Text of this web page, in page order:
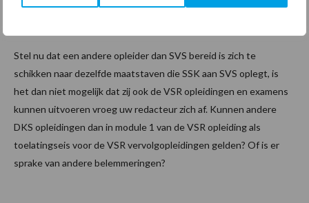
Stel nu dat een andere opleider dan SVS bereid is zich te
schikken naar dezelfde maatstaven die SSK aan SVS oplegt, is
het dan niet mogelijk dat zij ook de VSR opleidingen en examens
kunnen uitvoeren vroeg uw redacteur zich af. Kunnen andere
DKS opleidingen dan in module 1 van de VSR opleiding als
toelatingseis voor de VSR vervolgopleidingen gelden? Of is er
sprake van andere belemmeringen?